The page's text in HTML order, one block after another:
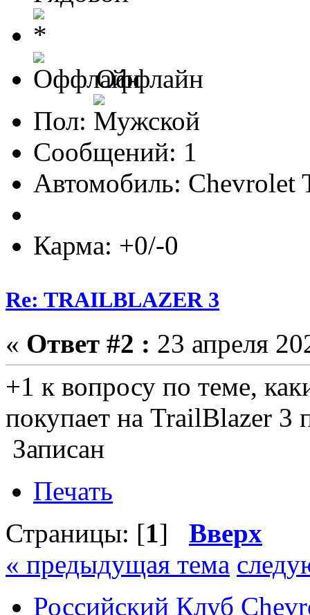
Оффлайн
Пол:
Сообщений: 1
Автомобиль: Chevrolet
Карма: +0/-0
Re: TRAILBLAZER 3
« Ответ #2 : 23 апреля
+1 к вопросу по теме,
покупает на TrailBlazer 3
Записан
Печать
Страницы: [1] Вверх
« предыдущая тема
Российский Клуб